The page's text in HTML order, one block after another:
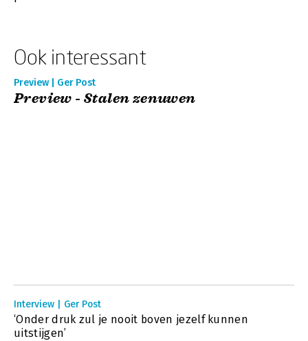
Ook interessant
Preview | Ger Post
Preview - Stalen zenuwen
Interview | Ger Post
‘Onder druk zul je nooit boven jezelf kunnen
uitstijgen’